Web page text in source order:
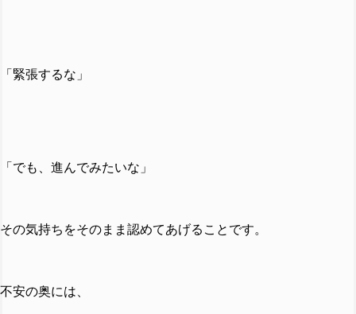
「緊張するな」
「でも、進んでみたいな」
その気持ちをそのまま認めてあげることです。
不安の奥には、